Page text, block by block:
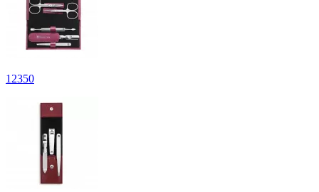
12350